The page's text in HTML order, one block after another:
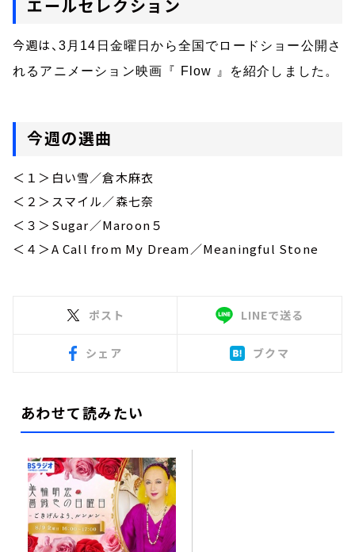
エールセレクション
今週は、 3 月 14 日金曜日から全国でロードショー公開さ
れるアニメーション映画『 Flow 』を紹介しました。
今週の選曲
＜１＞白い雪／倉木麻衣
＜２＞スマイル／森七奈
＜３＞Sugar／Maroon５
＜４＞A Call from My Dream／Meaningful Stone
ポスト LINEで送る
シェア ブクマ
あわせて読みたい